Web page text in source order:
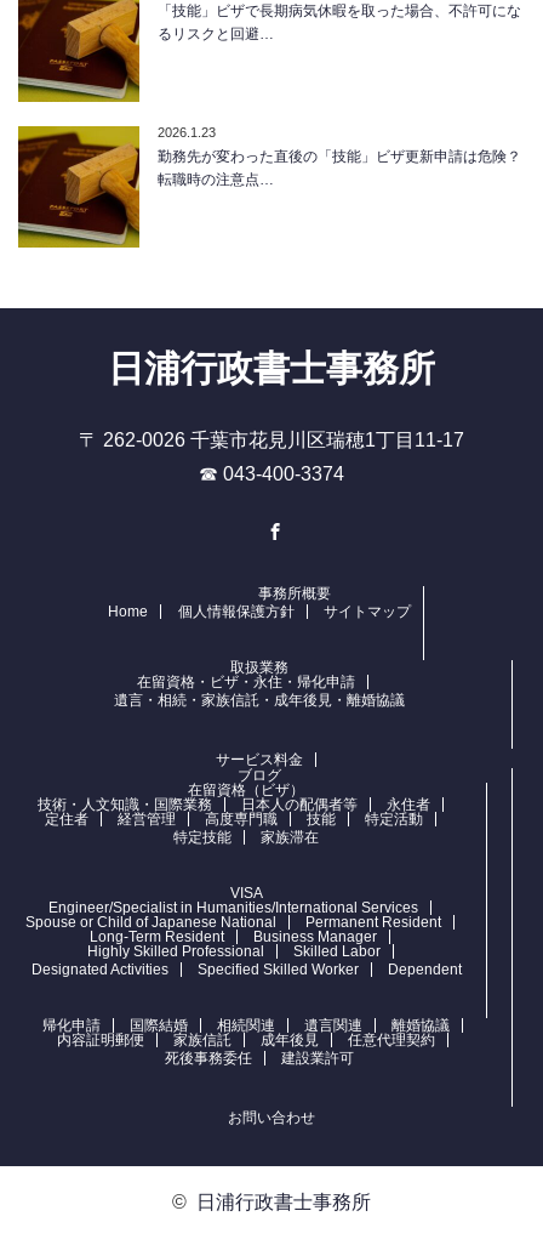
「技能」ビザで長期病気休暇を取った場合、不許可にな
るリスクと回避…
2026.1.23
勤務先が変わった直後の「技能」ビザ更新申請は危険？
転職時の注意点…
日浦行政書士事務所
〒 262-0026 千葉市花見川区瑞穂1丁目11-17
☎ 043-400-3374
Home
事務所概要
個人情報保護方針
サイトマップ
取扱業務
在留資格・ビザ・永住・帰化申請
遺言・相続・家族信託・成年後見・離婚協議
サービス料金
ブログ
在留資格（ビザ）
技術・人文知識・国際業務
日本人の配偶者等
永住者
定住者
経営管理 高度専門職 技能
特定活動
特定技能
家族滞在
VISA
Engineer/Specialist in Humanities/International Services
Spouse or Child of Japanese National
Permanent Resident
Long-Term Resident
Business Manager
Highly Skilled Professional
Skilled Labor
Designated Activities
Specified Skilled Worker Dependent
帰化申請 国際結婚 相続関連 遺言関連
離婚協議
内容証明郵便
家族信託 成年後見
任意代理契約
死後事務委任
建設業許可
お問い合わせ
© 日浦行政書士事務所